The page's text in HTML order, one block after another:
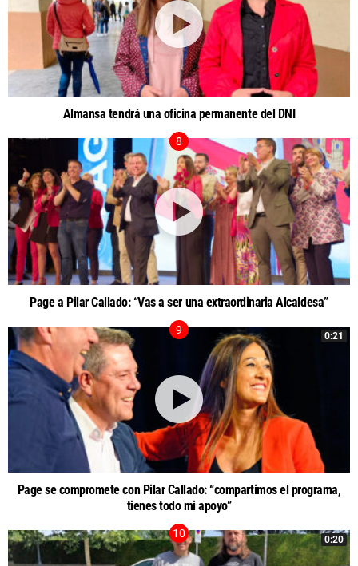
Almansa tendrá una oficina permanente del DNI
Page a Pilar Callado: “Vas a ser una extraordinaria Alcaldesa”
0:21
Page se compromete con Pilar Callado: “compartimos el programa,
tienes todo mi apoyo”
0:20